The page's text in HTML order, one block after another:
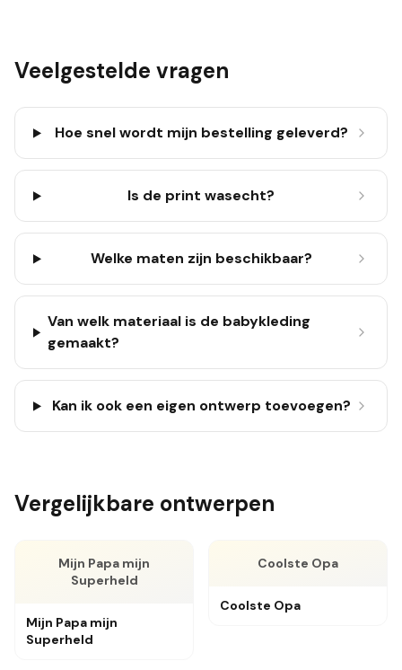
Veelgestelde vragen
Hoe snel wordt mijn bestelling geleverd?
Is de print wasecht?
Welke maten zijn beschikbaar?
Van welk materiaal is de babykleding
gemaakt?
Kan ik ook een eigen ontwerp toevoegen?
Vergelijkbare ontwerpen
Mijn Papa mijn
Superheld
Mijn Papa mijn
Superheld
Coolste Opa
Coolste Opa